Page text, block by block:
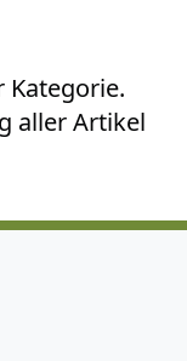
Kategorie.
aller Artikel